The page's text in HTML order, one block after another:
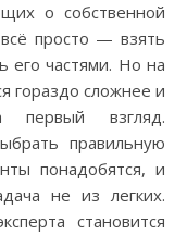
о собственной
просто — взять
его частями. Но на
гораздо сложнее и
первый взгляд.
правильную
понадобятся, и
не из легких.
становится